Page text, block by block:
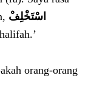
اسْتَخْلِفْ
orang-orang